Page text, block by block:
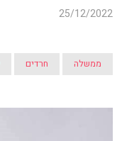
25/12/2022
ממשלה חרדים